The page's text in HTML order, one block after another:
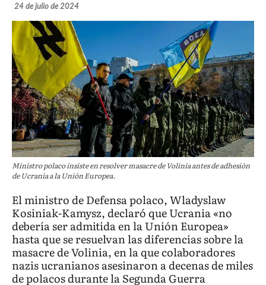
24 de julio de 2024
Ministro polaco insiste en resolver masacre de Volinia antes de adhesión
de Ucrania a la Unión Europea.
El ministro de Defensa polaco, Wladyslaw
Kosiniak-Kamysz, declaró que Ucrania «no
debería ser admitida en la Unión Europea»
hasta que se resuelvan las diferencias sobre la
masacre de Volinia, en la que colaboradores
nazis ucranianos asesinaron a decenas de miles
de polacos durante la Segunda Guerra